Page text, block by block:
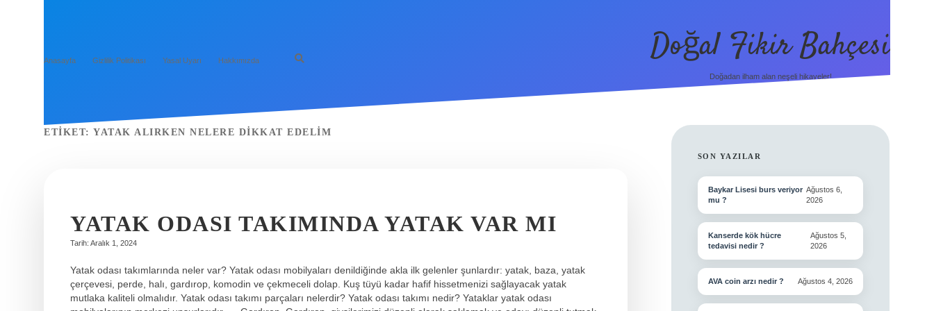
Anasayfa Gizlilik Politikası Yasal Uyarı Hakkımızda Doğal Fikir Bahçesi
Doğadan ilham alan neşeli hikayeler!
ETIKET: YATAK ALIRKEN NELERE DIKKAT EDELIM
YATAK ODASI TAKIMINDA YATAK VAR MI
Tarih: Aralık 1, 2024
Yatak odası takımlarında neler var? Yatak odası mobilyaları denildiğinde akla ilk gelenler şunlardır: yatak, baza, yatak
çerçevesi, perde, halı, gardırop, komodin ve çekmeceli dolap. Kuş tüyü kadar hafif hissetmenizi sağlayacak yatak
mutlaka kaliteli olmalıdır. Yatak odası takımı parçaları nelerdir? Yatak odası takımı nedir? Yataklar yatak odası
SIDEBAR
SON YAZILAR
Baykar Lisesi burs veriyor
mu ?
Ağustos 6,
2026
Kanserde kök hücre
tedavisi nedir ?
Ağustos 5,
2026
AVA coin arzı nedir ? Ağustos 4, 2026